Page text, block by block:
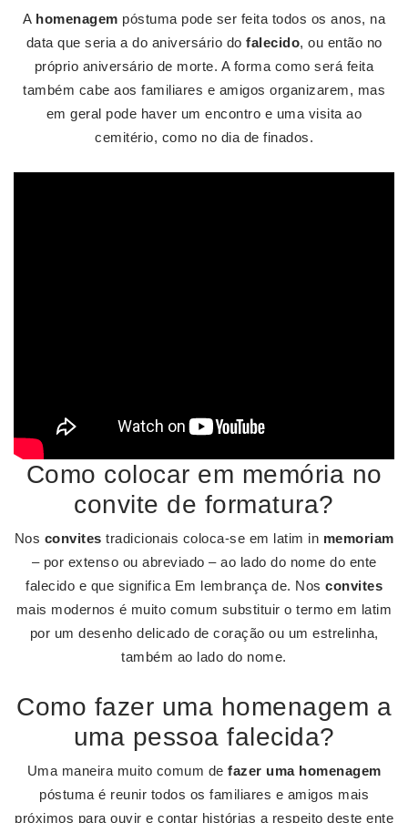
A homenagem póstuma pode ser feita todos os anos, na
data que seria a do aniversário do falecido, ou então no
próprio aniversário de morte. A forma como será feita
também cabe aos familiares e amigos organizarem, mas
em geral pode haver um encontro e uma visita ao
cemitério, como no dia de finados.
Como colocar em memória no
convite de formatura?
Nos convites tradicionais coloca-se em latim in memoriam
– por extenso ou abreviado – ao lado do nome do ente
falecido e que significa Em lembrança de. Nos convites
mais modernos é muito comum substituir o termo em latim
por um desenho delicado de coração ou um estrelinha,
também ao lado do nome.
Como fazer uma homenagem a
uma pessoa falecida?
Uma maneira muito comum de fazer uma homenagem
póstuma é reunir todos os familiares e amigos mais
próximos para ouvir e contar histórias a respeito deste ente